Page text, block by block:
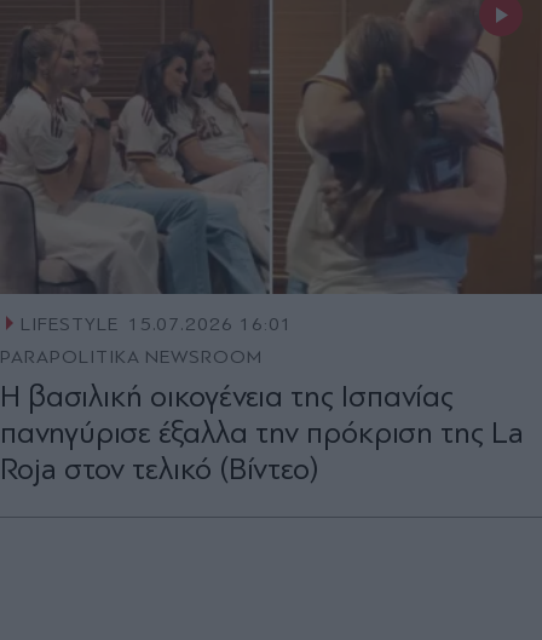
LIFESTYLE 15.07.2026 16:01
PARAPOLITIKA NEWSROOM
Η βασιλική οικογένεια της Ισπανίας
πανηγύρισε έξαλλα την πρόκριση της La
Roja στον τελικό (Βίντεο)